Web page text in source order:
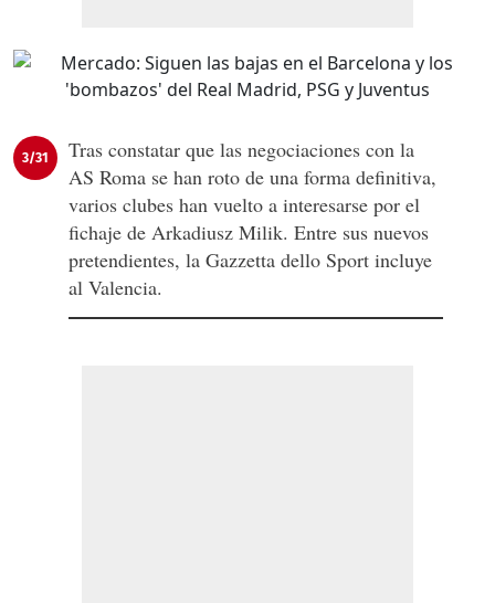
3/31
Tras constatar que las negociaciones con la
AS Roma se han roto de una forma definitiva,
varios clubes han vuelto a interesarse por el
fichaje de Arkadiusz Milik. Entre sus nuevos
pretendientes, la Gazzetta dello Sport incluye
al Valencia.